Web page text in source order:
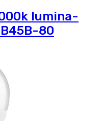
lumina-
80